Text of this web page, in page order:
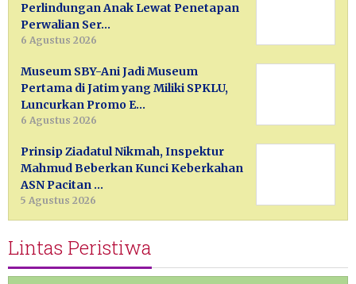
Perlindungan Anak Lewat Penetapan
Perwalian Ser…
6 Agustus 2026
Museum SBY-Ani Jadi Museum
Pertama di Jatim yang Miliki SPKLU,
Luncurkan Promo E…
6 Agustus 2026
Prinsip Ziadatul Nikmah, Inspektur
Mahmud Beberkan Kunci Keberkahan
ASN Pacitan …
5 Agustus 2026
Lintas Peristiwa